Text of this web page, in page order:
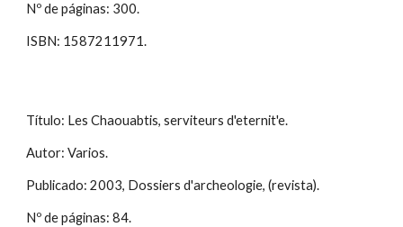
Nº de páginas: 300.
ISBN: 1587211971.
Título: Les Chaouabtis, serviteurs d'eternit'e.
Autor: Varios.
Publicado: 2003, Dossiers d'archeologie, (revista).
Nº de páginas: 84.